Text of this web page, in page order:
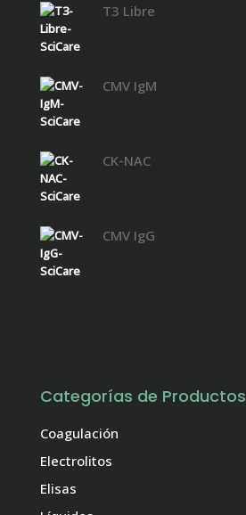
T3 Libre
CMV IgM
CK-NAC
CMV IgG
Categorías de Productos
Coagulación
Electrolitos
Elisas